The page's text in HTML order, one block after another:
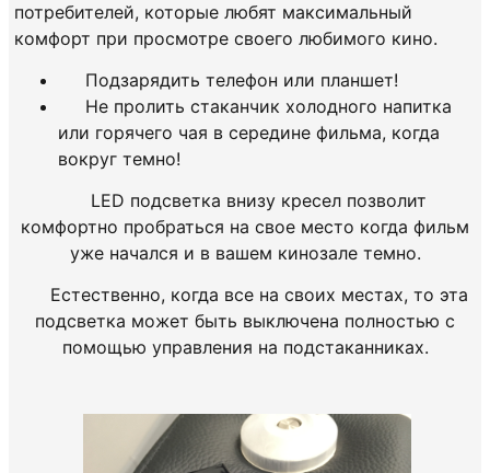
потребителей, которые любят максимальный
комфорт при просмотре своего любимого кино.
Подзарядить телефон или планшет!
Не пролить стаканчик холодного напитка
или горячего чая в середине фильма, когда
вокруг темно!
LED подсветка внизу кресел позволит
комфортно пробраться на свое место когда фильм
уже начался и в вашем кинозале темно.
Естественно, когда все на своих местах, то эта
подсветка может быть выключена полностью с
помощью управления на подстаканниках.